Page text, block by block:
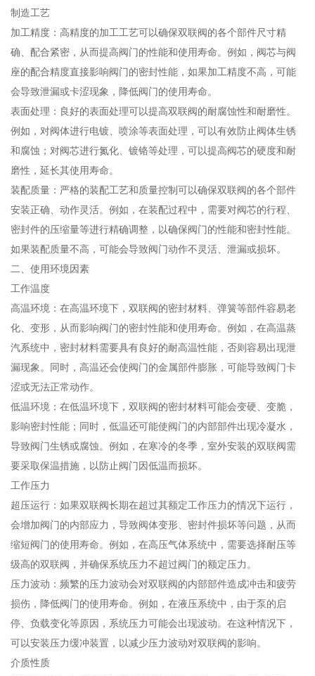
制造工艺
加工精度：高精度的加工工艺可以确保双联阀的各个部件尺寸精
确、配合紧密，从而提高阀门的性能和使用寿命。例如，阀芯与阀
座的配合精度直接影响阀门的密封性能，如果加工精度不高，可能
会导致泄漏或卡涩现象，降低阀门的使用寿命。
表面处理：良好的表面处理可以提高双联阀的耐腐蚀性和耐磨性。
例如，对阀体进行电镀、喷涂等表面处理，可以有效防止阀体生锈
和腐蚀；对阀芯进行氮化、镀铬等处理，可以提高阀芯的硬度和耐
磨性，延长其使用寿命。
装配质量：严格的装配工艺和质量控制可以确保双联阀的各个部件
安装正确、动作灵活。例如，在装配过程中，需要对阀芯的行程、
密封件的压缩量等进行精确调整，以确保阀门的性能和密封性能。
如果装配质量不高，可能会导致阀门动作不灵活、泄漏或损坏。
二、使用环境因素
工作温度
高温环境：在高温环境下，双联阀的密封材料、弹簧等部件容易老
化、变形，从而影响阀门的密封性能和使用寿命。例如，在高温蒸
汽系统中，密封材料需要具有良好的耐高温性能，否则容易出现泄
漏现象。同时，高温还会使阀门的金属部件膨胀，可能导致阀门卡
涩或无法正常动作。
低温环境：在低温环境下，双联阀的密封材料可能会变硬、变脆，
影响密封性能；同时，低温还可能使阀门的内部部件出现冷凝水，
导致阀门生锈或腐蚀。例如，在寒冷的冬季，室外安装的双联阀需
要采取保温措施，以防止阀门因低温而损坏。
工作压力
超压运行：如果双联阀长期在超过其额定工作压力的情况下运行，
会增加阀门的内部应力，导致阀体变形、密封件损坏等问题，从而
缩短阀门的使用寿命。例如，在高压气体系统中，需要选择耐压等
级高的双联阀，并确保系统压力不超过阀门的额定压力。
压力波动：频繁的压力波动会对双联阀的内部部件造成冲击和疲劳
损伤，降低阀门的使用寿命。例如，在液压系统中，由于泵的启
停、负载变化等原因，系统压力可能会出现波动。在这种情况下，
可以安装压力缓冲装置，以减少压力波动对双联阀的影响。
介质性质